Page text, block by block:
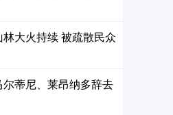
大火持续 被疏散民众
蒂尼、莱昂纳多辞去